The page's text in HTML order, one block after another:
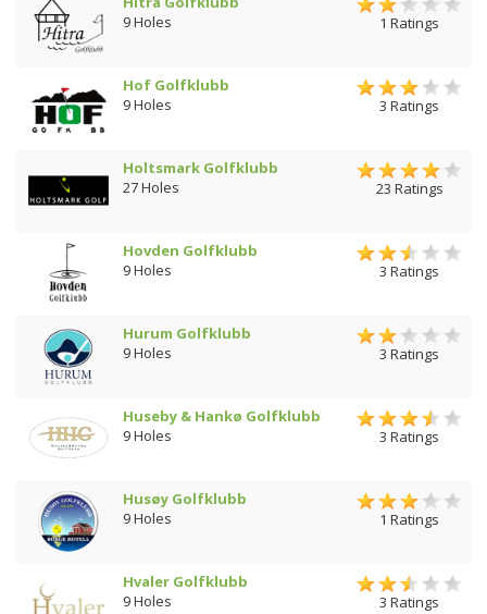
9 Holes
1 Ratings
Hof Golfklubb
9 Holes
3 Ratings
Holtsmark Golfklubb
27 Holes
23 Ratings
Hovden Golfklubb
9 Holes
3 Ratings
Hurum Golfklubb
9 Holes
3 Ratings
Huseby & Hankø Golfklubb
9 Holes
3 Ratings
Husøy Golfklubb
9 Holes
1 Ratings
Hvaler Golfklubb
9 Holes
3 Ratings